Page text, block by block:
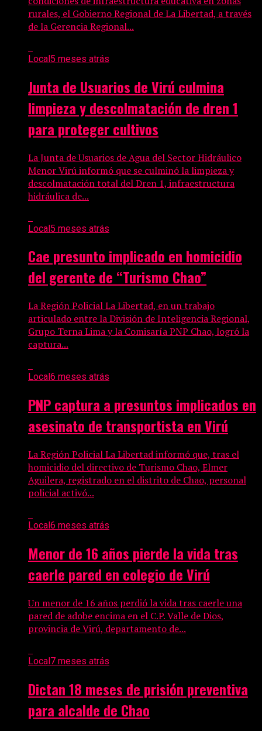
rurales, el Gobierno Regional de La Libertad, a través
de la Gerencia Regional...
Local5 meses atrás
Junta de Usuarios de Virú culmina
limpieza y descolmatación de dren 1
para proteger cultivos
La Junta de Usuarios de Agua del Sector Hidráulico
Menor Virú informó que se culminó la limpieza y
descolmatación total del Dren 1, infraestructura
hidráulica de...
Local5 meses atrás
Cae presunto implicado en homicidio
del gerente de “Turismo Chao”
La Región Policial La Libertad, en un trabajo
articulado entre la División de Inteligencia Regional,
Grupo Terna Lima y la Comisaría PNP Chao, logró la
captura...
Local 6 meses atrás
PNP captura a presuntos implicados en
asesinato de transportista en Virú
La Región Policial La Libertad informó que, tras el
homicidio del directivo de Turismo Chao, Elmer
Aguilera, registrado en el distrito de Chao, personal
policial activó...
Local 6 meses atrás
Menor de 16 años pierde la vida tras
caerle pared en colegio de Virú
Un menor de 16 años perdió la vida tras caerle una
pared de adobe encima en el C.P. Valle de Dios,
provincia de Virú, departamento de...
Local7 meses atrás
Dictan 18 meses de prisión preventiva
para alcalde de Chao